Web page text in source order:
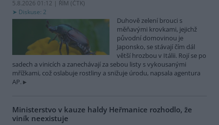
5.8.2026 01:12 | ŘÍM (ČTK)
Diskuse: 2
Duhově zelení brouci s
měňavými krovkami, jejichž
původní domovinou je
Japonsko, se stávají čím dál
větší hrozbou v Itálii. Rojí se po
sadech a vinicích a zanechávají za sebou listy s vykousanými
mřížkami, což oslabuje rostliny a snižuje úrodu, napsala agentura
AP.
Ministerstvo v kauze haldy Heřmanice rozhodlo, že
viník neexistuje